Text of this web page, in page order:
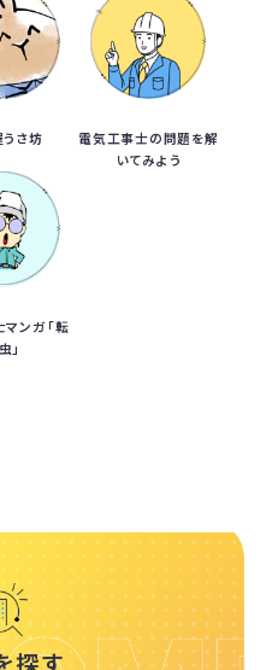
さ坊
電気工事士の問題を解
いてみよう
ンガ「転
」
探す